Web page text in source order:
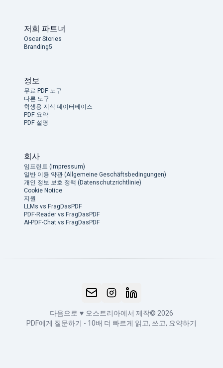
저희 파트너
Oscar Stories
Branding5
정보
무료 PDF 도구
다른 도구
학생용 지식 데이터베이스
PDF 요약
PDF 설명
회사
임프린트 (Impressum)
일반 이용 약관 (Allgemeine Geschäftsbedingungen)
개인 정보 보호 정책 (Datenschutzrichtlinie)
Cookie Notice
지원
LLMs vs FragDasPDF
PDF-Reader vs FragDasPDF
AI-PDF-Chat vs FragDasPDF
다음으로 ♥ 오스트리아에서 제작© 2026
PDF에게 질문하기 - 10배 더 빠르게 읽고, 쓰고, 요약하기